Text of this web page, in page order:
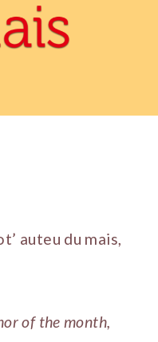
auteu du mais,
of the month,